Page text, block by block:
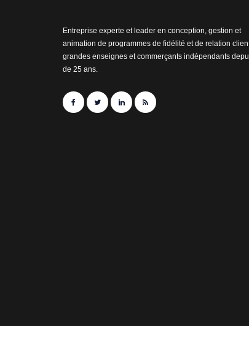
Entreprise experte et leader en conception, gestion et
animation de programmes de fidélité et de relation
grandes enseignes et commerçants indépendants
de 25 ans.